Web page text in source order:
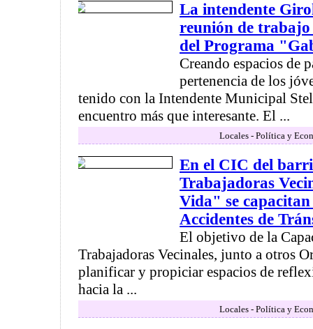
La intendente
reunión de trabajo
del Programa
Creando espacios de
pertenencia de los
tenido con la Intendente Municipal
encuentro más que interesante. El ...
Locales - Política y
En el CIC del
Trabajadoras
Vida" se
Accidentes de
El objetivo de la
Trabajadoras Vecinales, junto a otros
planificar y propiciar espacios de
hacia la ...
Locales - Política y